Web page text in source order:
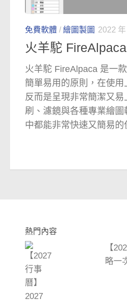
免費軟體 / 繪圖製圖 2022
火羊駝
火羊駝 FireAlpaca 是一
簡單易用的原則，在使
反而是呈現非常簡潔又
刷、濾鏡與各種專業繪
中都能非常快速又簡易的
熱門內容
【
略一